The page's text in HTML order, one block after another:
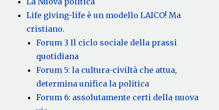
Life giving-life è un modello LAICO! Ma
cristiano.
Forum 3 Il ciclo sociale della prassi
quotidiana
Forum 5: la cultura-civiltà che attua,
determina unifica la politica
Forum 6: assolutamente certi della nuova